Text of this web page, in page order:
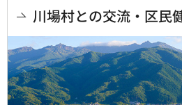
川場村との交流・区民